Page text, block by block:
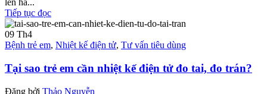
lên hà...
Tiếp tục đọc
09 Th4
Bệnh trẻ em, Nhiệt kế điện tử, Tư vấn tiêu dùng
Tại sao trẻ em cần nhiệt kế điện tử đo tai, đo trán?
Đăng bởi Thảo Nguyễn